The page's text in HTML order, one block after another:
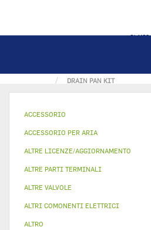
IL MIO
DRAIN PAN KIT
ACCESSORIO
ACCESSORIO PER ARIA
ALTRE LICENZE/AGGIORNAMENTO
ALTRE PARTI TERMINALI
ALTRE VALVOLE
ALTRI COMONENTI ELETTRICI
ALTRO